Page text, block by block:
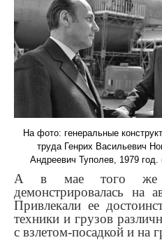
На фото: генеральные
труда Генрих Васильевич
Андреевич Туполев, 1979
А в мае того же
демонстрировалась на
Привлекали ее
техники и грузов
с взлетом-посадкой и на